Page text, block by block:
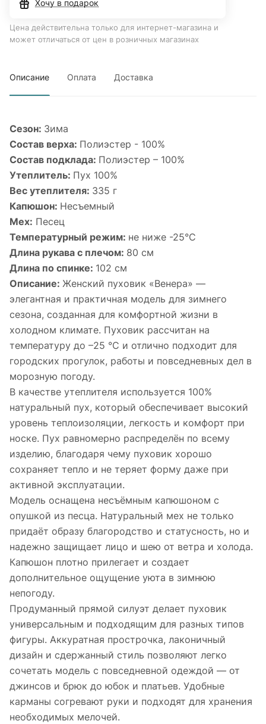
Хочу в подарок
Цена действительна только для интернет-магазина и
может отличаться от цен в розничных магазинах
Описание Оплата Доставка
Сезон: Зима
Состав верха: Полиэстер - 100%
Состав подклада: Полиэстер – 100%
Утеплитель: Пух 100%
Вес утеплителя: 335 г
Капюшон: Несъемный
Мех: Песец
Температурный режим: не ниже -25°С
Длина рукава с плечом: 80 см
Длина по спинке: 102 см
Описание: Женский пуховик «Венера» —
элегантная и практичная модель для зимнего
сезона, созданная для комфортной жизни в
холодном климате. Пуховик рассчитан на
температуру до –25 °C и отлично подходит для
городских прогулок, работы и повседневных дел в
морозную погоду.
В качестве утеплителя используется 100%
натуральный пух, который обеспечивает высокий
уровень теплоизоляции, легкость и комфорт при
носке. Пух равномерно распределён по всему
изделию, благодаря чему пуховик хорошо
сохраняет тепло и не теряет форму даже при
активной эксплуатации.
Модель оснащена несъёмным капюшоном с
опушкой из песца. Натуральный мех не только
придаёт образу благородство и статусность, но и
надежно защищает лицо и шею от ветра и холода.
Капюшон плотно прилегает и создает
дополнительное ощущение уюта в зимнюю
непогоду.
Продуманный прямой силуэт делает пуховик
универсальным и подходящим для разных типов
фигуры. Аккуратная прострочка, лаконичный
дизайн и сдержанный стиль позволяют легко
сочетать модель с повседневной одеждой — от
джинсов и брюк до юбок и платьев. Удобные
карманы согревают руки и подходят для хранения
необходимых мелочей.